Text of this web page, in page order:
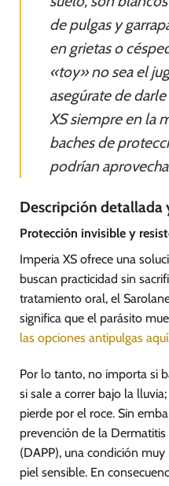
de pulgas y
en grietas o
«toy» no sea el
asegúrate de
XS siempre en la
baches de
podrían
Descripción detallada
Protección invisible y
Imperia XS ofrece una
buscan practicidad sin
tratamiento oral, el
significa que el parásito
las opciones antipulgas aquí
Por lo tanto, no importa si
si sale a correr bajo la
pierde por el roce. Sin
prevención de la Dermatitis
(DAPP), una condición
piel sensible. En